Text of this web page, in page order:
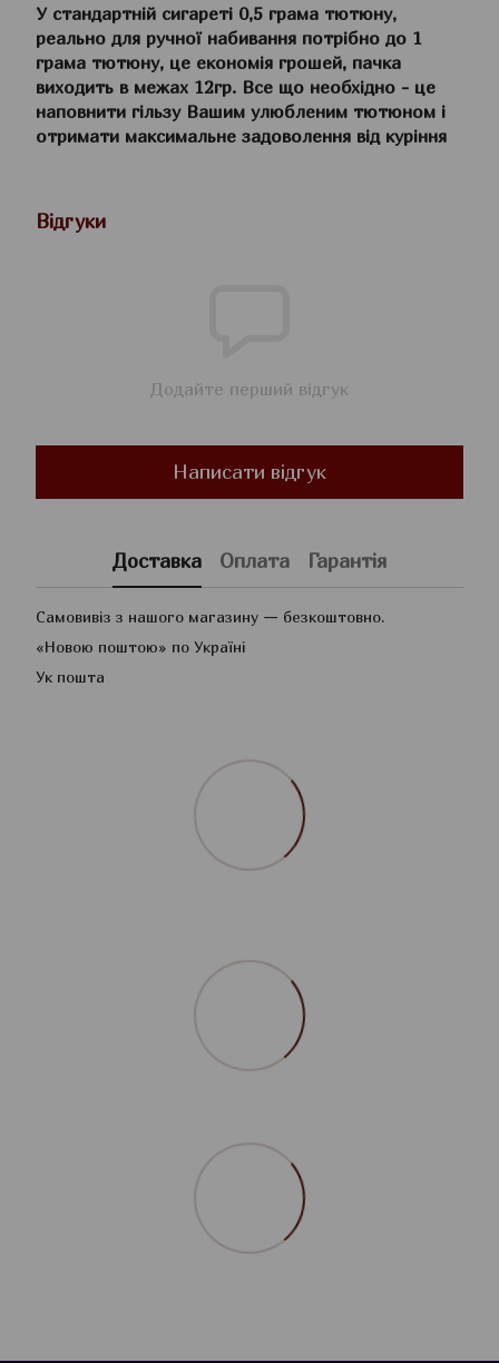
У стандартній сигареті 0,5 грама тютюну,
реально для ручної набивання потрібно до 1
грама тютюну, це економія грошей, пачка
виходить в межах 12гр. Все що необхідно - це
наповнити гільзу Вашим улюбленим тютюном і
отримати максимальне задоволення від куріння
Відгуки
Додайте перший відгук
Написати відгук
Доставка Оплата Гарантія
Самовивіз з нашого магазину — безкоштовно.
«Новою поштою» по Україні
Ук пошта